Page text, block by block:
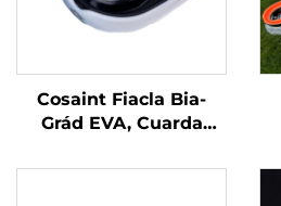
Cosaint Fiacla Bia-
Grád EVA, Cuarda
Cobhrú Spóirt do